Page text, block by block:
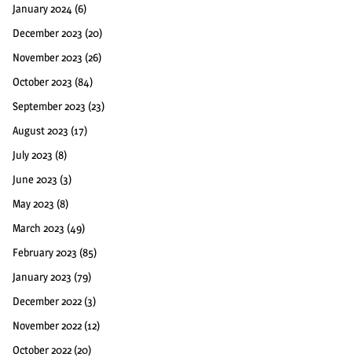
January 2024 (6)
December 2023 (20)
November 2023 (26)
October 2023 (84)
September 2023 (23)
August 2023 (17)
July 2023 (8)
June 2023 (3)
May 2023 (8)
March 2023 (49)
February 2023 (85)
January 2023 (79)
December 2022 (3)
November 2022 (12)
October 2022 (20)